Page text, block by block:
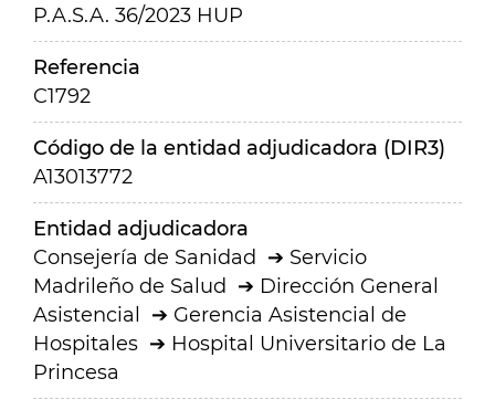
P.A.S.A. 36/2023 HUP
Referencia
C1792
Código de la entidad adjudicadora (DIR3)
A13013772
Entidad adjudicadora
Consejería de Sanidad
Servicio
Madrileño de Salud
Dirección General
Asistencial
Gerencia Asistencial de
Hospitales
Hospital Universitario de La
Princesa